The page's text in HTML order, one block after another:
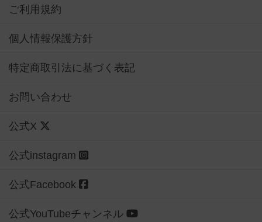
ご利用規約
個人情報保護方針
特定商取引法に基づく表記
お問い合わせ
公式X
公式instagram
公式Facebook
公式YouTubeチャンネル